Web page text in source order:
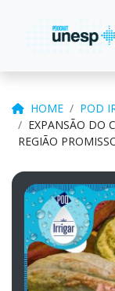
HOME
POD
EXPANSÃO DO
REGIÃO